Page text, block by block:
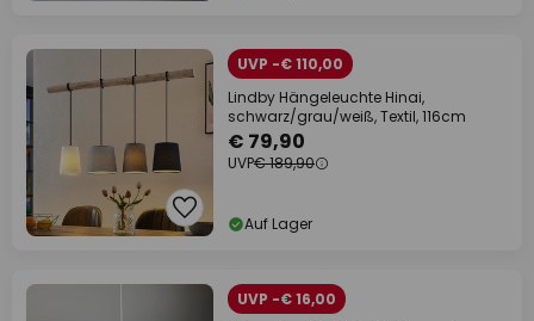
UVP -€ 110,00
Lindby Hängeleuchte Hinai,
schwarz/grau/weiß, Textil, 116cm
€ 79,90
UVP€ 189,90
Auf Lager
UVP -€ 16,00